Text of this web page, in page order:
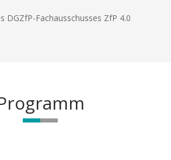
DGZfP-Fachausschusses ZfP 4.0